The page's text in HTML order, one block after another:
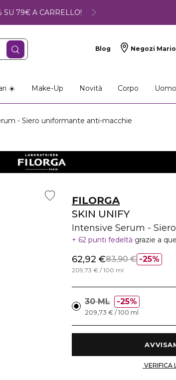
SU 79€ A CARRELLO!
Blog Negozi
☀️ Make-Up Novità Corpo Uomo
- Siero uniformante anti-macchie
FILORGA
SKIN UNIFY
Intensive Serum -
62 punti fedeltà grazie a
25%
62,92 €83,90 €
209,73 € / 100 ml
30 ML 25%
209,73 € / 100 ml